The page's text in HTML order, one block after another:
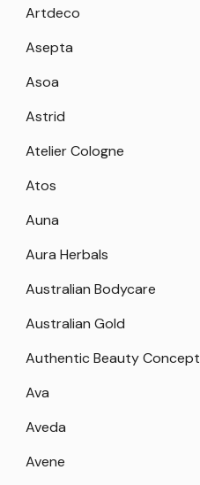
Artdeco
Asepta
Asoa
Astrid
Atelier Cologne
Atos
Auna
Aura Herbals
Australian Bodycare
Australian Gold
Authentic Beauty Concept
Ava
Aveda
Avene